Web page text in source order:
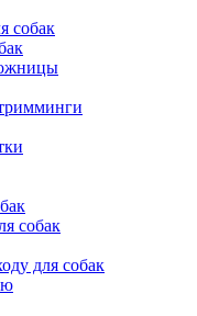
собак
собак
для собак